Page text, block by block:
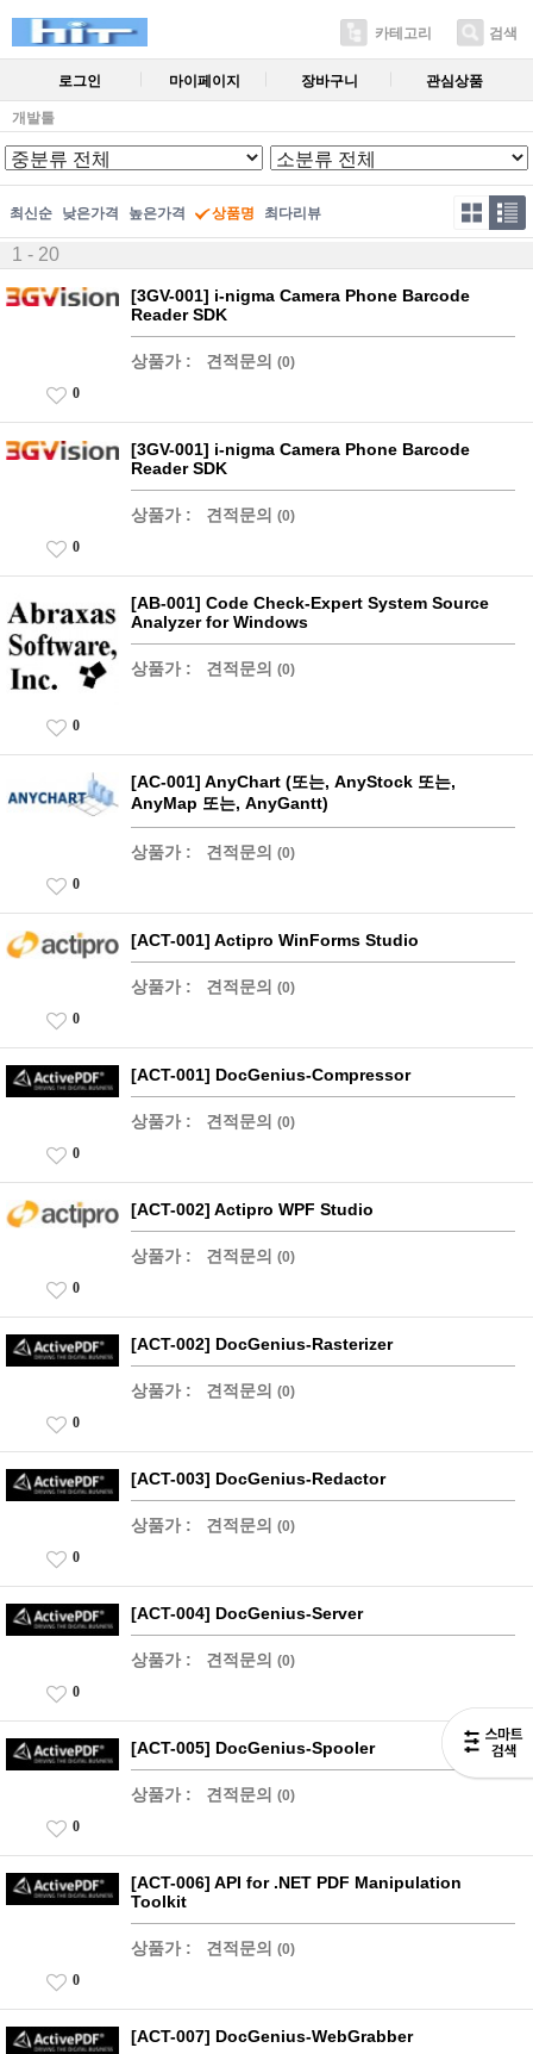
카테고리 검색
로그인 마이페이지 장바구니 관심상품
개발툴
최신순 낮은가격 높은가격 상품명 최다리뷰
1 - 20
[3GV-001] i-nigma Camera Phone Barcode
Reader SDK
상품가 : 견적문의 (0)
0
[3GV-001] i-nigma Camera Phone Barcode
Reader SDK
상품가 : 견적문의 (0)
0
[AB-001] Code Check-Expert System Source
Analyzer for Windows
상품가 : 견적문의 (0)
0
[AC-001] AnyChart (또는, AnyStock 또는,
AnyMap 또는, AnyGantt)
상품가 : 견적문의 (0)
0
[ACT-001] Actipro WinForms Studio
상품가 : 견적문의 (0)
0
[ACT-001] DocGenius-Compressor
상품가 : 견적문의 (0)
0
[ACT-002] Actipro WPF Studio
상품가 : 견적문의 (0)
0
[ACT-002] DocGenius-Rasterizer
상품가 : 견적문의 (0)
0
[ACT-003] DocGenius-Redactor
상품가 : 견적문의 (0)
0
[ACT-004] DocGenius-Server
상품가 : 견적문의 (0)
0
[ACT-005] DocGenius-Spooler
상품가 : 견적문의 (0)
0
[ACT-006] API for .NET PDF Manipulation
Toolkit
상품가 : 견적문의 (0)
0
[ACT-007] DocGenius-WebGrabber